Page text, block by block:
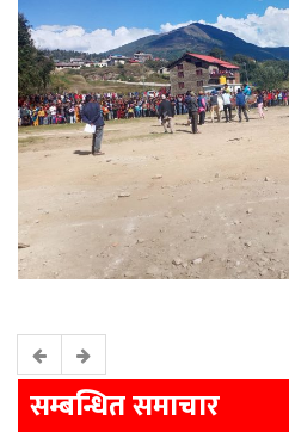
सम्बन्धित समाचार